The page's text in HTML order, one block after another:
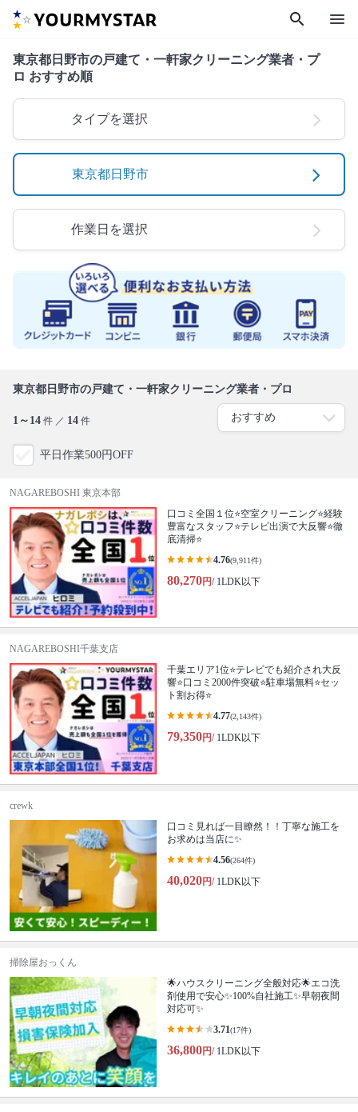
search menu
東京都日野市の戸建て・一軒家クリーニング業者・プ
ロ おすすめ順
タイプを選択
東京都日野市
作業日を選択
東京都日野市の戸建て・一軒家クリーニング業者・プロ
1～14 件 ／ 14 件
平日作業500円OFF
NAGAREBOSHI 東京本部
口コミ全国１位⭐空室クリーニング⭐経験
豊富なスタッフ⭐テレビ出演で大反響⭐徹
底清掃⭐
4.76(9,911件)
80,270円/ 1LDK以下
NAGAREBOSHI千葉支店
千葉エリア1位⭐テレビでも紹介され大反
響⭐️口コミ2000件突破⭐️駐車場無料⭐セッ
ト割お得⭐
4.77(2,143件)
79,350円/ 1LDK以下
crewk
口コミ見れば一目瞭然！！丁寧な施工を
お求めは当店に✨
4.56(264件)
40,020円/ 1LDK以下
掃除屋おっくん
🌟ハウスクリーニング全般対応🌟エコ洗
剤使用で安心✨100%自社施工✨早朝夜間
対応可✨
3.71(17件)
36,800円/ 1LDK以下